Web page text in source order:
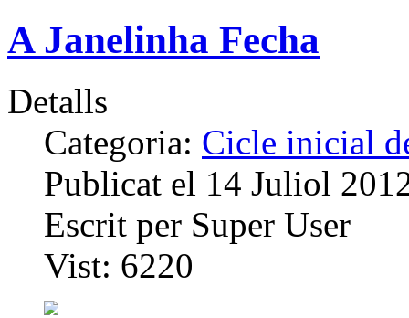
A Janelinha Fecha
Detalls
Categoria: Cicle inicial
Publicat el 14 Juliol
Escrit per Super User
Vist: 6220